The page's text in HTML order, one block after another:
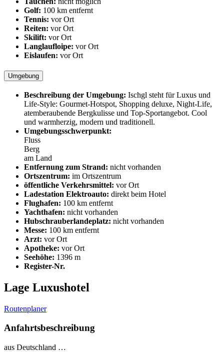
Golf: 100 km entfernt
Tennis: vor Ort
Reiten: vor Ort
Skilift: vor Ort
Langlaufloipe: vor Ort
Eislaufen: vor Ort
Umgebung
Beschreibung der Umgebung: Ischgl steht für Luxus und
Life-Style: Gourmet-Hotspot, Shopping deluxe, Night-Life,
atemberaubende Bergkulisse und Top-Sportangebot. Cool
und warmherzig, modern und traditionell.
Umgebungsschwerpunkt:
Fluss
Berg
am Land
Entfernung zum Strand: nicht vorhanden
Ortszentrum: im Ortszentrum
öffentliche Verkehrsmittel: vor Ort
Ladestation Elektroauto: direkt beim Hotel
Flughafen: 100 km entfernt
Yachthafen: nicht vorhanden
Hubschrauberlandeplatz: nicht vorhanden
Messe: 100 km entfernt
Arzt: vor Ort
Apotheke: vor Ort
Seehöhe: 1396 m
Register-Nr.
Lage Luxushotel
Routenplaner
Anfahrtsbeschreibung
aus Deutschland …